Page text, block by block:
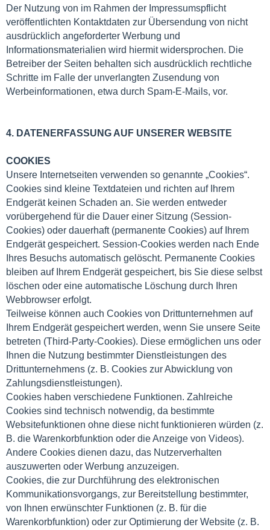
Der Nutzung von im Rahmen der Impressumspflicht
veröffentlichten Kontaktdaten zur Übersendung von nicht
ausdrücklich angeforderter Werbung und
Informationsmaterialien wird hiermit widersprochen. Die
Betreiber der Seiten behalten sich ausdrücklich rechtliche
Schritte im Falle der unverlangten Zusendung von
Werbeinformationen, etwa durch Spam-E-Mails, vor.
4. DATENERFASSUNG AUF UNSERER WEBSITE
COOKIES
Unsere Internetseiten verwenden so genannte „Cookies“.
Cookies sind kleine Textdateien und richten auf Ihrem
Endgerät keinen Schaden an. Sie werden entweder
vorübergehend für die Dauer einer Sitzung (Session-
Cookies) oder dauerhaft (permanente Cookies) auf Ihrem
Endgerät gespeichert. Session-Cookies werden nach Ende
Ihres Besuchs automatisch gelöscht. Permanente Cookies
bleiben auf Ihrem Endgerät gespeichert, bis Sie diese selbst
löschen oder eine automatische Löschung durch Ihren
Webbrowser erfolgt.
Teilweise können auch Cookies von Drittunternehmen auf
Ihrem Endgerät gespeichert werden, wenn Sie unsere Seite
betreten (Third-Party-Cookies). Diese ermöglichen uns oder
Ihnen die Nutzung bestimmter Dienstleistungen des
Drittunternehmens (z. B. Cookies zur Abwicklung von
Zahlungsdienstleistungen).
Cookies haben verschiedene Funktionen. Zahlreiche
Cookies sind technisch notwendig, da bestimmte
Websitefunktionen ohne diese nicht funktionieren würden (z.
B. die Warenkorbfunktion oder die Anzeige von Videos).
Andere Cookies dienen dazu, das Nutzerverhalten
auszuwerten oder Werbung anzuzeigen.
Cookies, die zur Durchführung des elektronischen
Kommunikationsvorgangs, zur Bereitstellung bestimmter,
von Ihnen erwünschter Funktionen (z. B. für die
Warenkorbfunktion) oder zur Optimierung der Website (z. B.